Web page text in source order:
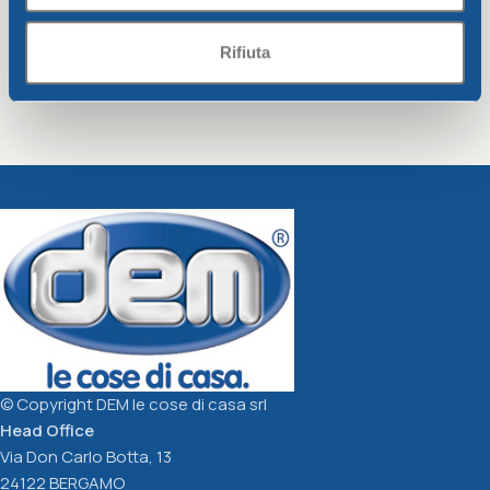
Rifiuta
butter
Unica storage
6,35€
Add To Cart
lime
6,35
Add To Cart
© Copyright DEM le cose di casa srl
Head Office
Via Don Carlo Botta, 13
24122 BERGAMO